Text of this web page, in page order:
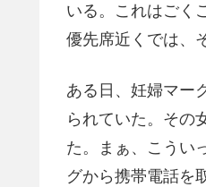
いる。これはごく
優先席近くでは、
ある日、妊婦マー
られていた。その
た。まぁ、こうい
グから携帯電話を